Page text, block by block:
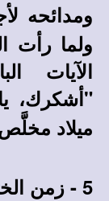
ومدائحه
ولما رأت
الآيات
"أشكرك،
ميلاد
5 - زمن الختان: